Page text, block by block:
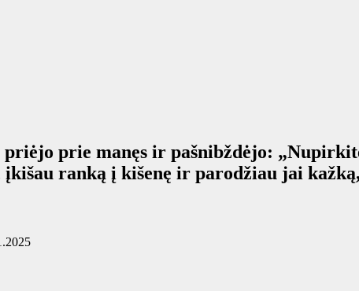
prie manęs ir pašnibždėjo:
ranką į kišenę ir parodžiau jai